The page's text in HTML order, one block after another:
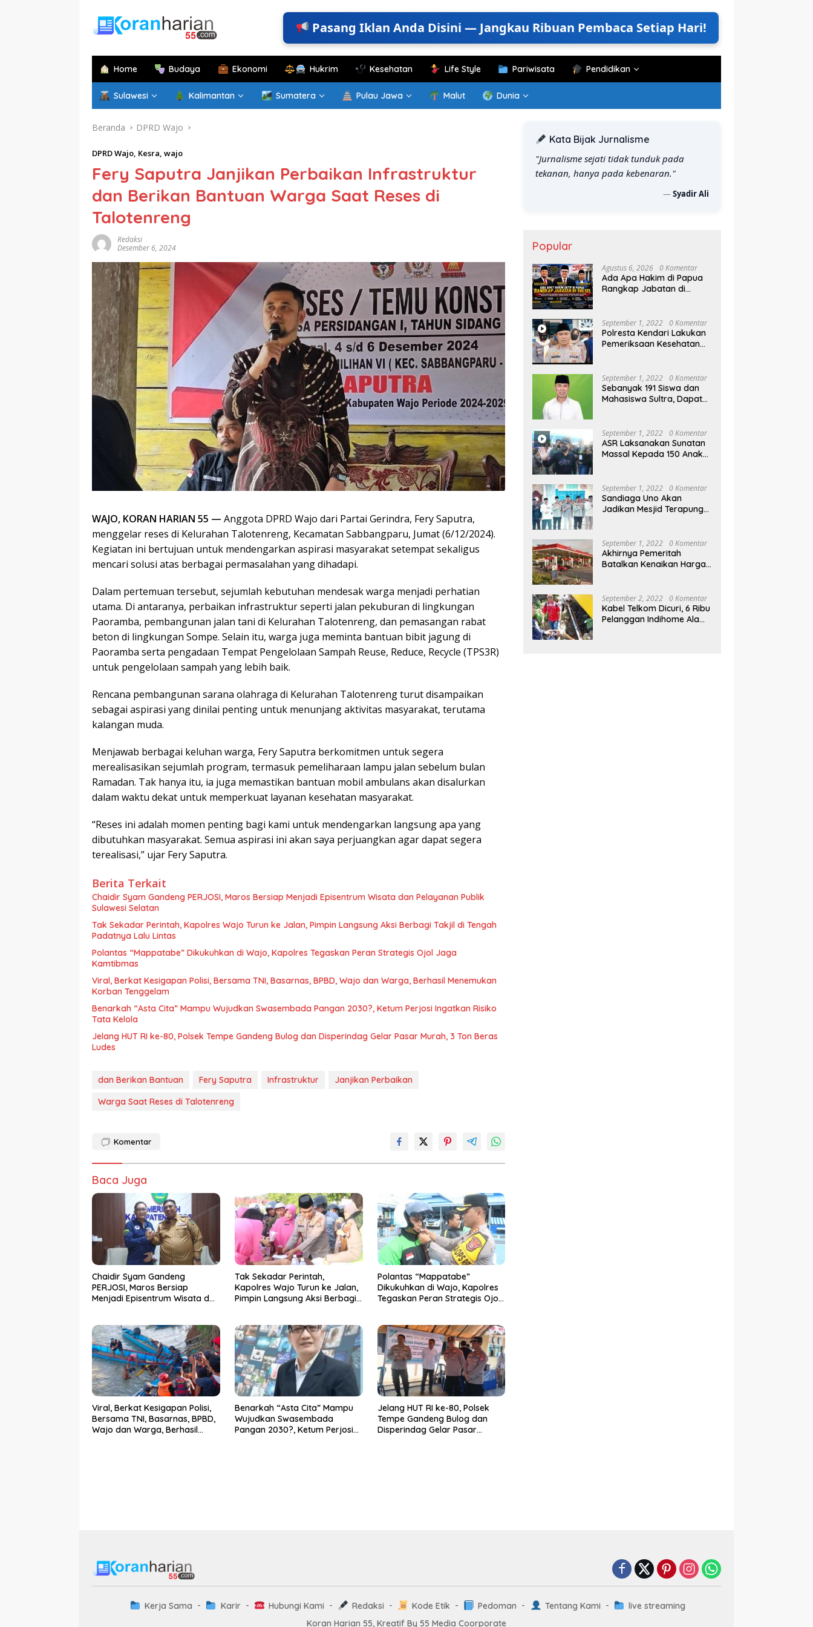
Pasang Iklan Anda Disini — Jangkau Ribuan Pembaca Setiap Hari!
Home Budaya Ekonomi Hukrim Kesehatan Life Style Pariwisata Pendidikan
Sulawesi Kalimantan Sumatera Pulau Jawa Malut Dunia
Beranda DPRD Wajo
DPRD Wajo, Kesra, wajo
Fery Saputra Janjikan Perbaikan Infrastruktur
dan Berikan Bantuan Warga Saat Reses di
Talotenreng
Redaksi
Desember 6, 2024
WAJO, KORAN HARIAN 55 — Anggota DPRD Wajo dari Partai Gerindra, Fery Saputra,
menggelar reses di Kelurahan Talotenreng, Kecamatan Sabbangparu, Jumat (6/12/2024).
Kegiatan ini bertujuan untuk mendengarkan aspirasi masyarakat setempat sekaligus
mencari solusi atas berbagai permasalahan yang dihadapi.
Dalam pertemuan tersebut, sejumlah kebutuhan mendesak warga menjadi perhatian
utama. Di antaranya, perbaikan infrastruktur seperti jalan pekuburan di lingkungan
Paoramba, pembangunan jalan tani di Kelurahan Talotenreng, dan pemasangan rabat
beton di lingkungan Sompe. Selain itu, warga juga meminta bantuan bibit jagung di
Paoramba serta pengadaan Tempat Pengelolaan Sampah Reuse, Reduce, Recycle (TPS3R)
untuk pengelolaan sampah yang lebih baik.
Rencana pembangunan sarana olahraga di Kelurahan Talotenreng turut disampaikan
sebagai aspirasi yang dinilai penting untuk menunjang aktivitas masyarakat, terutama
kalangan muda.
Menjawab berbagai keluhan warga, Fery Saputra berkomitmen untuk segera
merealisasikan sejumlah program, termasuk pemeliharaan lampu jalan sebelum bulan
Ramadan. Tak hanya itu, ia juga memastikan bantuan mobil ambulans akan disalurkan
dalam waktu dekat untuk memperkuat layanan kesehatan masyarakat.
“Reses ini adalah momen penting bagi kami untuk mendengarkan langsung apa yang
dibutuhkan masyarakat. Semua aspirasi ini akan saya perjuangkan agar dapat segera
terealisasi,” ujar Fery Saputra.
Berita Terkait
Chaidir Syam Gandeng PERJOSI, Maros Bersiap Menjadi Episentrum Wisata dan Pelayanan Publik
Sulawesi Selatan
Tak Sekadar Perintah, Kapolres Wajo Turun ke Jalan, Pimpin Langsung Aksi Berbagi Takjil di Tengah
Padatnya Lalu Lintas
Polantas “Mappatabe” Dikukuhkan di Wajo, Kapolres Tegaskan Peran Strategis Ojol Jaga
Kamtibmas
Viral, Berkat Kesigapan Polisi, Bersama TNI, Basarnas, BPBD, Wajo dan Warga, Berhasil Menemukan
Korban Tenggelam
Benarkah “Asta Cita” Mampu Wujudkan Swasembada Pangan 2030?, Ketum Perjosi Ingatkan Risiko
Tata Kelola
Jelang HUT RI ke-80, Polsek Tempe Gandeng Bulog dan Disperindag Gelar Pasar Murah, 3 Ton Beras
Ludes
dan Berikan Bantuan Fery Saputra Infrastruktur
Janjikan Perbaikan
Warga Saat Reses di Talotenreng
Komentar
Baca Juga
Chaidir Syam Gandeng
PERJOSI, Maros Bersiap
Menjadi Episentrum Wisata dan
Tak Sekadar Perintah,
Kapolres Wajo Turun ke Jalan,
Pimpin Langsung Aksi Berbagi
Polantas “Mappatabe”
Dikukuhkan di Wajo, Kapolres
Tegaskan Peran Strategis Ojol
Viral, Berkat Kesigapan Polisi,
Bersama TNI, Basarnas, BPBD,
Wajo dan Warga, Berhasil
Benarkah “Asta Cita” Mampu
Wujudkan Swasembada
Pangan 2030?, Ketum Perjosi
Jelang HUT RI ke-80, Polsek
Tempe Gandeng Bulog dan
Disperindag Gelar Pasar
Kata Bijak Jurnalisme
"Jurnalisme sejati tidak tunduk pada
tekanan, hanya pada kebenaran."
—Syadir Ali
Popular
Agustus 6, 2026 0 Komentar
Ada Apa Hakim di Papua
Rangkap Jabatan di
PERJOSI Desak KY – MA
Turun Tangan
September 1, 2022 0 Komentar
Polresta Kendari Lakukan
Pemeriksaan Kesehatan
September 1, 2022 0 Komentar
Sebanyak 191 Siswa dan
Mahasiswa Sultra, Dapat
September 1, 2022 0 Komentar
ASR Laksanakan Sunatan
Massal Kepada 150 Anak
September 1, 2022 0 Komentar
Sandiaga Uno Akan
Jadikan Mesjid Terapung
September 1, 2022 0 Komentar
Akhirnya Pemeritah
Batalkan Kenaikan Harga
Turun , Ini Daftarnya
September 2, 2022 0 Komentar
Kabel Telkom Dicuri, 6 Ribu
Pelanggan Indihome Alami
Kerja Sama Karir Hubungi Kami Redaksi Kode Etik Pedoman Tentang Kami
live streaming
Koran Harian 55, Kreatif By 55 Media Coorporate